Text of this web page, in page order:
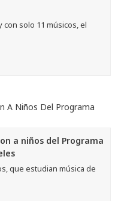
con solo 11 músicos, el
a niños del Programa
que estudian música de